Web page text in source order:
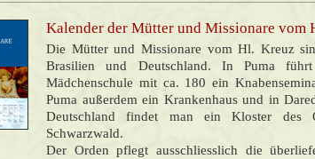
Kalender der Mütter und Missionare vom
Die Mütter und Missionare vom Hl. Kreuz
Brasilien und Deutschland. In Puma
Mädchenschule mit ca. 180 ein
Puma außerdem ein Krankenhaus und in
Deutschland findet man ein Kloster des
Schwarzwald.
Der Orden pflegt ausschliesslich die